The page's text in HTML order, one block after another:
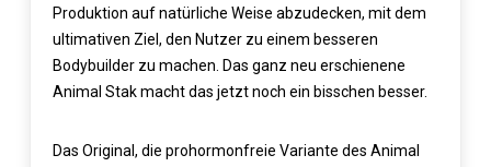
Produktion auf natürliche Weise abzudecken, mit dem
ultimativen Ziel, den Nutzer zu einem besseren
Bodybuilder zu machen. Das ganz neu erschienene
Animal Stak macht das jetzt noch ein bisschen besser.
Das Original, die prohormonfreie Variante des Animal